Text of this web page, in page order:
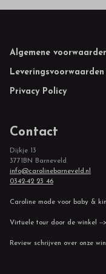
Footer
Algemene
Leveringsvoorwaarden
Privacy Policy
Contact
Dijkje 13
3771BN Barneveld
info@carolinebarneveld.nl
0342-42 23 46
Caroline mode voor baby &
Virtuele tour door de winkel --
Review schrijven over onze